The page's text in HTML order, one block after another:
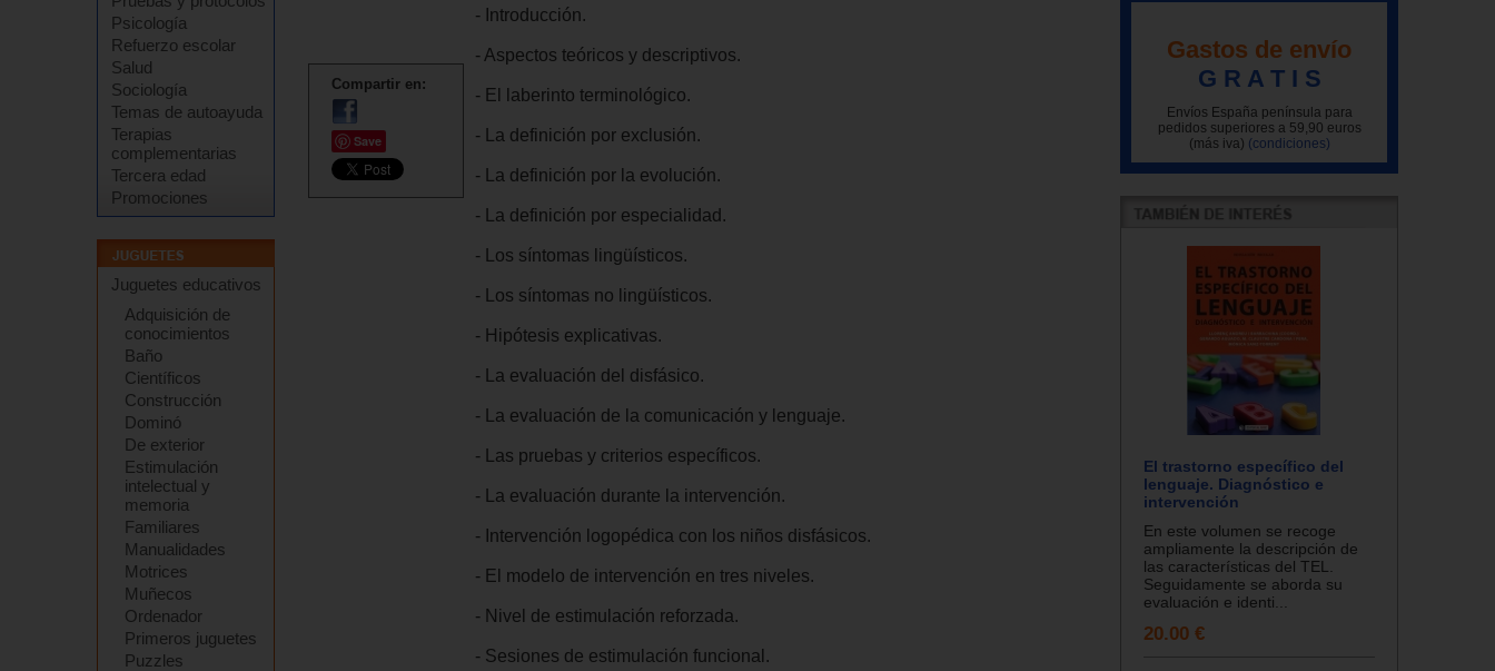
Psicología
Refuerzo escolar
Salud
Sociología
Temas de autoayuda
Terapias
complementarias
Tercera edad
Promociones
Juguetes educativos
Adquisición de
conocimientos
Baño
Científicos
Construcción
Dominó
De exterior
Estimulación
intelectual y
memoria
Familiares
Manualidades
Motrices
Muñecos
Ordenador
Primeros juguetes
Puzzles
Compartir en:
Save
- Introducción.
- Aspectos teóricos y descriptivos.
- El laberinto terminológico.
- La definición por exclusión.
- La definición por la evolución.
- La definición por especialidad.
- Los síntomas lingüísticos.
- Los síntomas no lingüísticos.
- Hipótesis explicativas.
- La evaluación del disfásico.
- La evaluación de la comunicación y lenguaje.
- Las pruebas y criterios específicos.
- La evaluación durante la intervención.
- Intervención logopédica con los niños disfásicos.
- El modelo de intervención en tres niveles.
- Nivel de estimulación reforzada.
- Sesiones de estimulación funcional.
Gastos de envío
G R A T I S
Envíos España península para
pedidos superiores a 59,90 euros
(más iva) (condiciones)
El trastorno específico del
lenguaje. Diagnóstico e
intervención
En este volumen se recoge
ampliamente la descripción de
las características del TEL.
Seguidamente se aborda su
evaluación e identi...
20.00 €